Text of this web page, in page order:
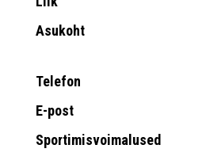
Asukoht
Telefon
E-post
Sportimisvoimalused